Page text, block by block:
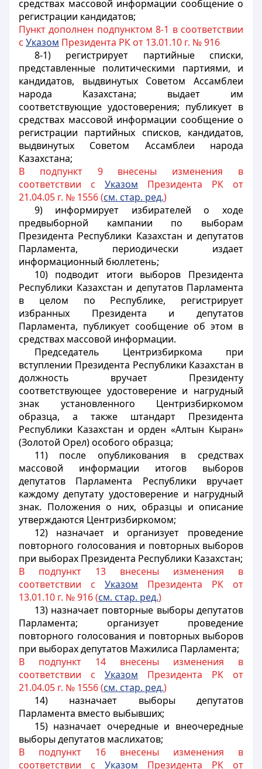
средствах массовой информации сообщение о
регистрации кандидатов;
Пункт дополнен подпунктом 8-1 в соответствии
с Указом Президента РК от 13.01.10 г. № 916
8-1) регистрирует партийные списки,
представленные политическими партиями, и
кандидатов, выдвинутых Советом Ассамблеи
народа Казахстана; выдает им
соответствующие удостоверения; публикует в
средствах массовой информации сообщение о
регистрации партийных списков, кандидатов,
выдвинутых Советом Ассамблеи народа
Казахстана;
В подпункт 9 внесены изменения в
соответствии с Указом Президента РК от
21.04.05 г. № 1556 (см. стар. ред.)
9) информирует избирателей о ходе
предвыборной кампании по выборам
Президента Республики Казахстан и депутатов
Парламента, периодически издает
информационный бюллетень;
10) подводит итоги выборов Президента
Республики Казахстан и депутатов Парламента
в целом по Республике, регистрирует
избранных Президента и депутатов
Парламента, публикует сообщение об этом в
средствах массовой информации.
Председатель Центризбиркома при
вступлении Президента Республики Казахстан в
должность вручает Президенту
соответствующее удостоверение и нагрудный
знак установленного Центризбиркомом
образца, а также штандарт Президента
Республики Казахстан и орден «Алтын Кыран»
(Золотой Орел) особого образца;
11) после опубликования в средствах
массовой информации итогов выборов
депутатов Парламента Республики вручает
каждому депутату удостоверение и нагрудный
знак. Положения о них, образцы и описание
утверждаются Центризбиркомом;
12) назначает и организует проведение
повторного голосования и повторных выборов
при выборах Президента Республики Казахстан;
В подпункт 13 внесены изменения в
соответствии с Указом Президента РК от
13.01.10 г. № 916 (см. стар. ред.)
13) назначает повторные выборы депутатов
Парламента; организует проведение
повторного голосования и повторных выборов
при выборах депутатов Мажилиса Парламента;
В подпункт 14 внесены изменения в
соответствии с Указом Президента РК от
21.04.05 г. № 1556 (см. стар. ред.)
14) назначает выборы депутатов
Парламента вместо выбывших;
15) назначает очередные и внеочередные
выборы депутатов маслихатов;
В подпункт 16 внесены изменения в
соответствии с Указом Президента РК от